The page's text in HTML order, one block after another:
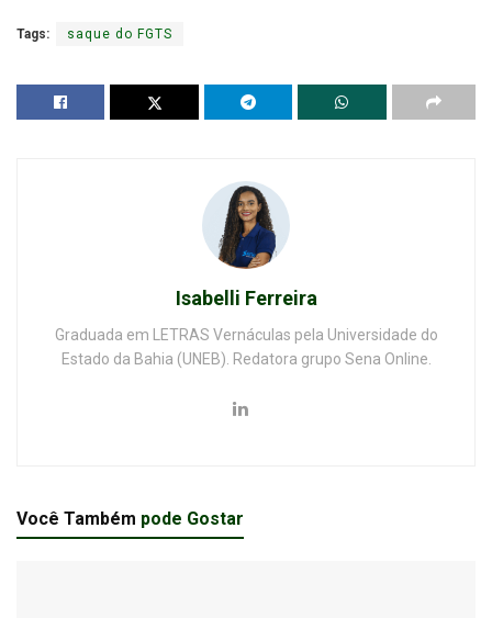
Tags: saque do FGTS
Isabelli Ferreira
Graduada em LETRAS Vernáculas pela Universidade do
Estado da Bahia (UNEB). Redatora grupo Sena Online.
Você Também pode Gostar